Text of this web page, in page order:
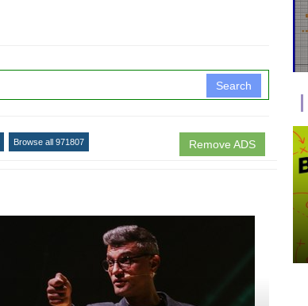
Search
Remove ADS
Browse all 971807